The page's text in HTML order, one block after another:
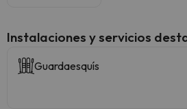
Instalaciones y servicios
Guardaesquís